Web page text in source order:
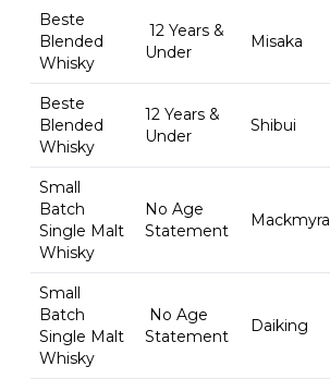
Beste
Blended
Whisky
12 Years &
Under
Misaka
Beste
Blended
Whisky
12 Years &
Under
Shibui
Small
Batch
Single Malt
Whisky
No Age
Statement
Mackmyra
Small
Batch
Single Malt
Whisky
No Age
Statement
Daiking